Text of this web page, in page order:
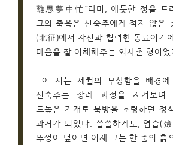
離思夢中忙”라며, 애틋한 정을 드
그의 죽음은 신숙주에게 적지 않은
(北征)에서 자신과 협력한 동료이기
마음을 잘 이해해주는 외사촌 형이었
이 시는 세월의 무상함을 배경에
신숙주는 장례 과정을 지켜보며
드높은 기개로 북방을 호령하던 정
과거가 되었다. 쓸쓸하게도, 염습(
뚜껑이 덮이면 이제 그는 한 줌의 흙